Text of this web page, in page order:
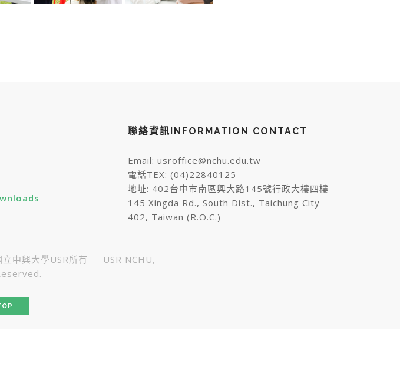
聯絡資訊INFORMATION CONTACT
Email: usroffice@nchu.edu.tw
電話TEX: (04)22840125
地址: 402台中市南區興大路145號行政大樓四樓
145 Xingda Rd., South Dist., Taichung City
402, Taiwan (R.O.C.)
中興大學USR所有 ｜ USR NCHU,